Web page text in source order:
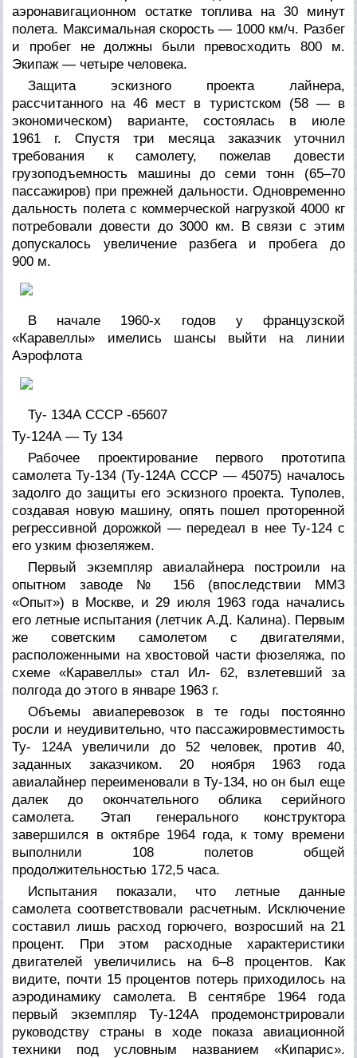
аэронавигационном остатке топлива на 30 минут
полета. Максимальная скорость — 1000 км/ч. Разбег
и пробег не должны были превосходить 800 м.
Экипаж — четыре человека.
Защита эскизного проекта лайнера,
рассчитанного на 46 мест в туристском (58 — в
экономическом) варианте, состоялась в июле
1961 г. Спустя три месяца заказчик уточнил
требования к самолету, пожелав довести
грузоподъемность машины до семи тонн (65–70
пассажиров) при прежней дальности. Одновременно
дальность полета с коммерческой нагрузкой 4000 кг
потребовали довести до 3000 км. В связи с этим
допускалось увеличение разбега и пробега до
900 м.
В начале 1960-х годов у французской
«Каравеллы» имелись шансы выйти на линии
Аэрофлота
Ту- 134А СССР -65607
Ту-124А — Ту 134
Рабочее проектирование первого прототипа
самолета Ту-134 (Ту-124А СССР — 45075) началось
задолго до защиты его эскизного проекта. Туполев,
создавая новую машину, опять пошел проторенной
регрессивной дорожкой — передеал в нее Ту-124 с
его узким фюзеляжем.
Первый экземпляр авиалайнера построили на
опытном заводе № 156 (впоследствии ММЗ
«Опыт») в Москве, и 29 июля 1963 года начались
его летные испытания (летчик А.Д. Калина). Первым
же советским самолетом с двигателями,
расположенными на хвостовой части фюзеляжа, по
схеме «Каравеллы» стал Ил- 62, взлетевший за
полгода до этого в январе 1963 г.
Объемы авиаперевозок в те годы постоянно
росли и неудивительно, что пассажировместимость
Ту- 124А увеличили до 52 человек, против 40,
заданных заказчиком. 20 ноября 1963 года
авиалайнер переименовали в Ту-134, но он был еще
далек до окончательного облика серийного
самолета. Этап генерального конструктора
завершился в октябре 1964 года, к тому времени
выполнили 108 полетов общей
продолжительностью 172,5 часа.
Испытания показали, что летные данные
самолета соответствовали расчетным. Исключение
составил лишь расход горючего, возросший на 21
процент. При этом расходные характеристики
двигателей увеличились на 6–8 процентов. Как
видите, почти 15 процентов потерь приходилось на
аэродинамику самолета. В сентябре 1964 года
первый экземпляр Ту-124А продемонстрировали
руководству страны в ходе показа авиационной
техники под условным названием «Кипарис».